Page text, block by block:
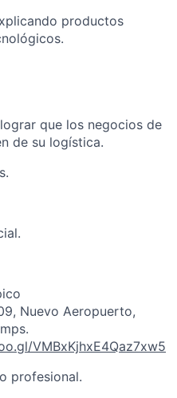
productos
que los negocios de
de su logística.
Nuevo Aeropuerto,
VMBxKjhxE4Qaz7xw5
profesional.